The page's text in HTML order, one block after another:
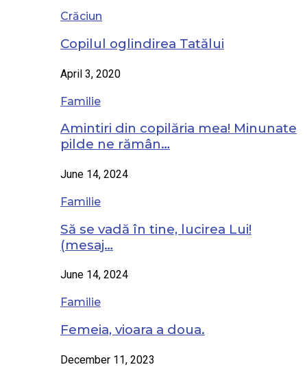
Crăciun
Copilul oglindirea Tatălui
April 3, 2020
Familie
Amintiri din copilăria mea! Minunate
pilde ne rămân…
June 14, 2024
Familie
Să se vadă în tine, lucirea Lui!
(mesaj…
June 14, 2024
Familie
Femeia, vioara a doua.
December 11, 2023